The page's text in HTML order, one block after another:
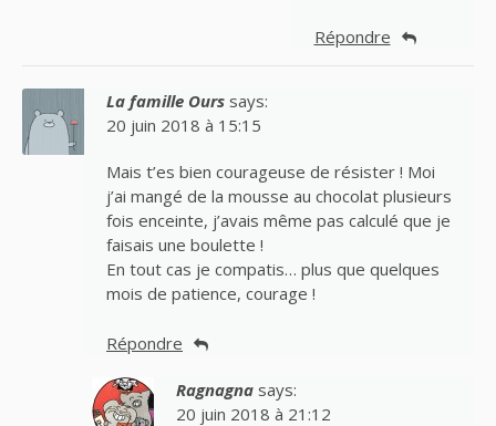
Répondre
La famille Ours says:
20 juin 2018 à 15:15
Mais t’es bien courageuse de résister ! Moi
j’ai mangé de la mousse au chocolat plusieurs
fois enceinte, j’avais même pas calculé que je
faisais une boulette !
En tout cas je compatis… plus que quelques
mois de patience, courage !
Répondre
Ragnagna says:
20 juin 2018 à 21:12